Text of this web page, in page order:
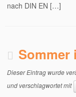
nach DIN EN […]
Sommer
Dieser Eintrag wurde
und verschlagwortet mit